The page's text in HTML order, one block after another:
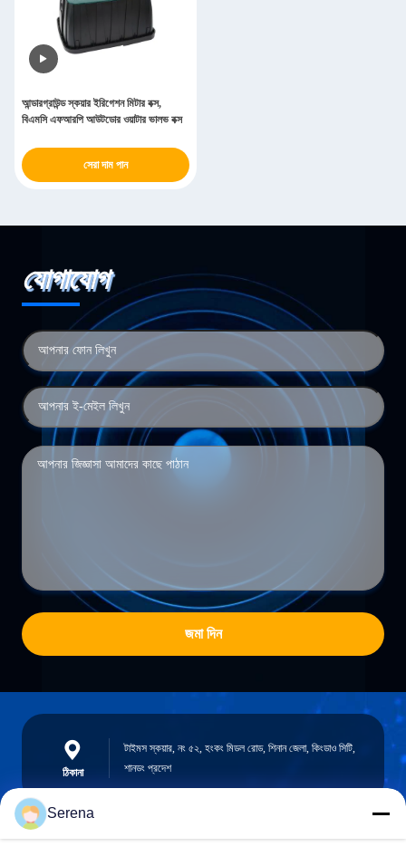
আন্ডারগ্রাউন্ড স্কয়ার ইরিগেশন মিটার বক্স,
বিএমসি এফআরপি আউটডোর ওয়াটার ভালভ বক্স
সেরা দাম পান
যোগাযোগ
জমা দিন
ঠিকানা
টাইমস স্কয়ার, নং ৫২, হংকং মিডল রোড, শিনান জেলা, কিংডাও সিটি,
শানডং প্রদেশ
Serena